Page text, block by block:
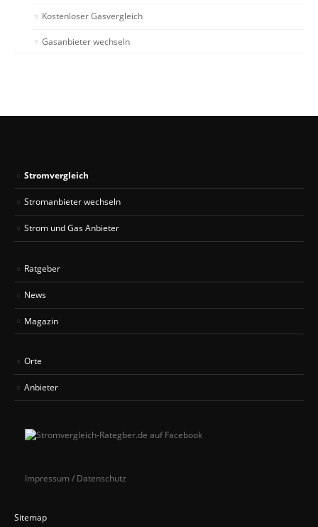
Kostenloser Gasvergleich
Gasanbieter wechseln
Stromvergleich
Stromanbieter wechseln
Strom und Gas Anbieter
Ratgeber
News
Magazin
Orte
Anbieter
Impressum / Datenschutz
Sitemap